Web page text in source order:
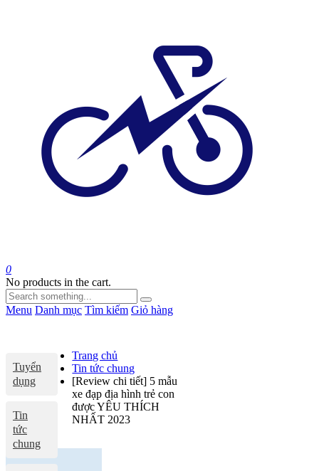
0
No products in the cart.
Menu Danh mục Tìm kiếm Giỏ hàng
Tuyển
dụng
Tin
tức
chung
Trang chủ
Tin tức chung
[Review chi tiết] 5 mẫu
xe đạp địa hình trẻ con
được YÊU THÍCH
NHẤT 2023